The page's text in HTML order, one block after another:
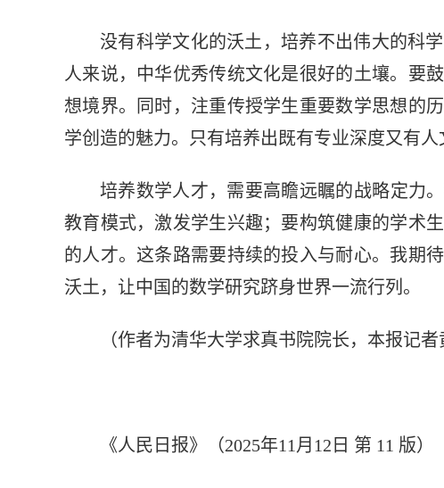
没有科学文化的沃土，培养不出伟大的科
人来说，中华优秀传统文化是很好的土壤。要
想境界。同时，注重传授学生重要数学思想的
学创造的魅力。只有培养出既有专业深度又有
培养数学人才，需要高瞻远瞩的战略定力
教育模式，激发学生兴趣；要构筑健康的学术
的人才。这条路需要持续的投入与耐心。我期
沃土，让中国的数学研究跻身世界一流行列。
（作者为清华大学求真书院院长，本报记者
《人民日报》（2025年11月12日 第 11 版）